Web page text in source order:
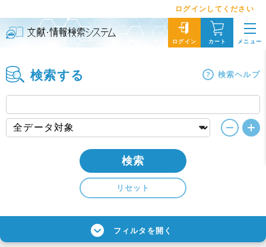
ログインしてください
ログイン カート メニュー
検索する 検索ヘルプ
検索
リセット
フィルタを開く